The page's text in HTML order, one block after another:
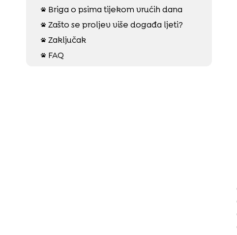
 Briga o psima tijekom vrućih dana
 Zašto se proljev više događa ljeti?
 Zaključak
 FAQ